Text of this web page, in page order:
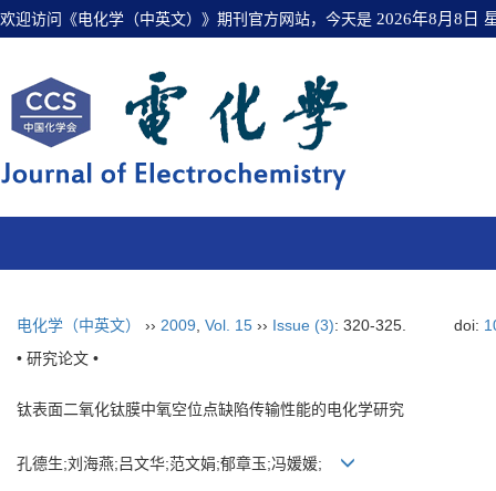
欢迎访问《电化学（中英文）》期刊官方网站，今天是 2026年8月8日
电化学（中英文） ›› 2009 Vol. 15 ›› Issue (3): 320-325. doi:
• 研究论文 •
钛表面二氧化钛膜中氧空位点缺陷传输性能的电化学研究
孔德生;刘海燕;吕文华;范文娟;郁章玉;冯媛媛;